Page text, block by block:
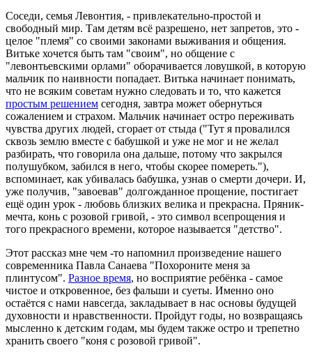
Соседи, семья Левонтия, - привлекательно-простой и
свободный мир. Там детям всё разрешено, нет запретов, это -
целое "племя" со своими законами выживания и общения.
Витьке хочется быть там "своим", но общение с
"левонтьевскими орлами" оборачивается ловушкой, в которую
мальчик по наивности попадает. Витька начинает понимать,
что не всяким советам нужно следовать и то, что кажется
простым решением сегодня, завтра может обернуться
сожалением и страхом. Мальчик начинает остро переживать
чувства других людей, сгорает от стыда ("Тут я провалился
сквозь землю вместе с бабушкой и уже не мог и не желал
разбирать, что говорила она дальше, потому что закрылся
полушубком, забился в него, чтобы скорее помереть."),
вспоминает, как убивалась бабушка, узнав о смерти дочери. И,
уже получив, "завоевав" долгожданное прощение, постигает
ещё один урок - любовь близких велика и прекрасна. Пряник-
мечта, конь с розовой гривой, - это символ всепрощения и
того прекрасного времени, которое называется "детство".
Этот рассказ мне чем -то напомнил произведение нашего
современника Павла Санаева "Похороните меня за
плинтусом". Разное время, но восприятие ребёнка - самое
чистое и откровенное, без фальши и суеты. Именно оно
остаётся с нами навсегда, закладывает в нас основы будущей
духовности и нравственности. Пройдут годы, но возвращаясь
мысленно к детским годам, мы будем также остро и трепетно
хранить своего "коня с розовой гривой".